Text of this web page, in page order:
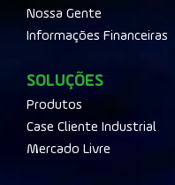
Nossa Gente
Informações Financeiras
SOLUÇÕES
Produtos
Case Cliente Industrial
Mercado Livre